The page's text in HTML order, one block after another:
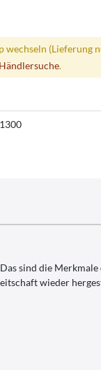
wechseln (Lieferung
Händlersuche.
sind die
wieder